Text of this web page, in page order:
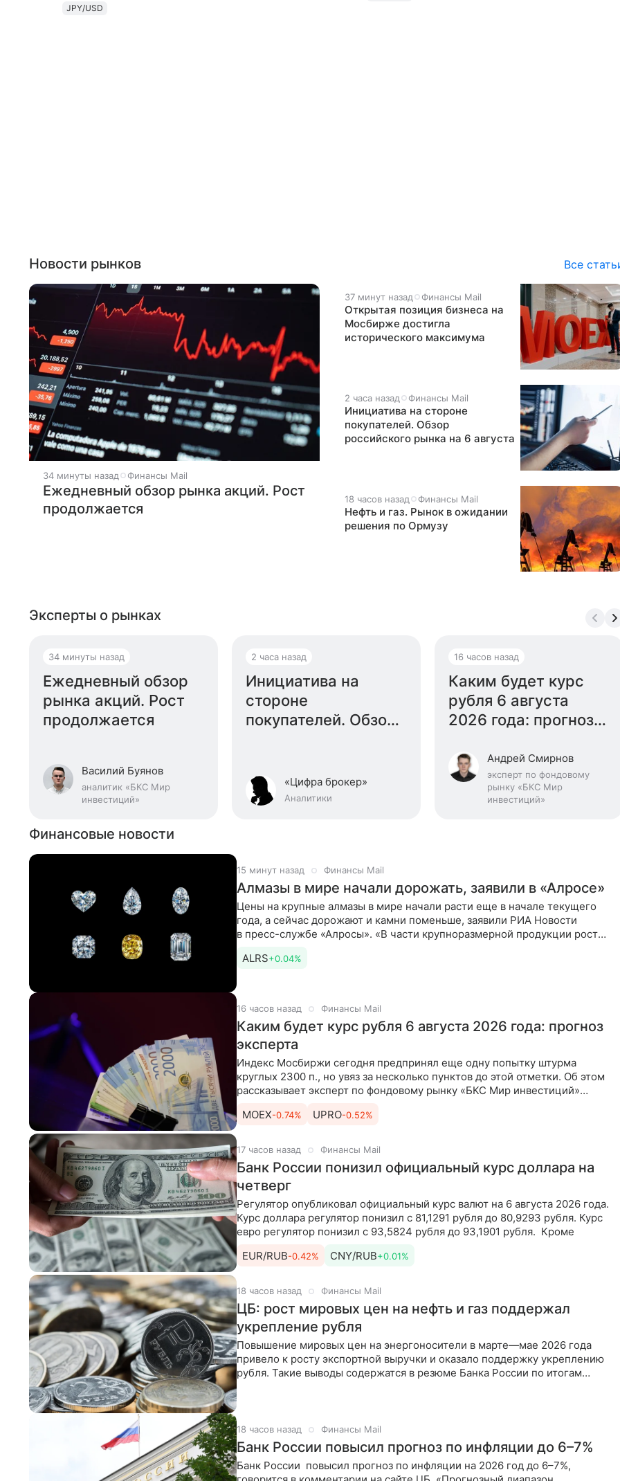
JPY/USD
Новости рынков Все
34 минуты назад Финансы Mail
Ежедневный обзор рынка акций. Рост
продолжается
37 минут назад Финансы Mail
Открытая позиция бизнеса на
Мосбирже достигла
исторического максимума
2 часа назад Финансы Mail
Инициатива на стороне
покупателей. Обзор
российского рынка на 6 августа
18 часов назад Финансы Mail
Нефть и газ. Рынок в ожидании
решения по Ормузу
Эксперты о рынках
34 минуты назад
Ежедневный обзор
рынка акций. Рост
продолжается
Василий Буянов
аналитик «БКС Мир
инвестиций»
2 часа назад
Инициатива на
стороне
покупателей. Обзор
«Цифра брокер»
Аналитики
16 часов назад
Каким будет курс
рубля 6 августа
2026 года: прогноз
Андрей Смирнов
эксперт по фондовому
рынку «БКС Мир
инвестиций»
Финансовые новости
15 минут назад Финансы Mail
Алмазы в мире начали дорожать, заявили в «Алросе»
Цены на крупные алмазы в мире начали расти еще в начале текущего
года, а сейчас дорожают и камни поменьше, заявили РИА Новости
в пресс-службе «Алросы». «В части крупноразмерной продукции рост
ALRS+0.04%
16 часов назад Финансы Mail
Каким будет курс рубля 6 августа 2026 года: прогноз
эксперта
Индекс Мосбиржи сегодня предпринял еще одну попытку штурма
круглых 2300 п., но увяз за несколько пунктов до этой отметки. Об этом
рассказывает эксперт по фондовому рынку «БКС Мир инвестиций»
MOEX-0.74% UPRO-0.52%
17 часов назад Финансы Mail
Банк России понизил официальный курс доллара на
четверг
Регулятор опубликовал официальный курс валют на 6 августа 2026 года.
Курс доллара регулятор понизил с 81,1291 рубля до 80,9293 рубля. Курс
евро регулятор понизил с 93,5824 рубля до 93,1901 рубля. Кроме
EUR/RUB-0.42% CNY/RUB+0.01%
18 часов назад Финансы Mail
ЦБ: рост мировых цен на нефть и газ поддержал
укрепление рубля
Повышение мировых цен на энергоносители в марте—мае 2026 года
привело к росту экспортной выручки и оказало поддержку укреплению
рубля. Такие выводы содержатся в резюме Банка России по итогам
18 часов назад Финансы Mail
Банк России повысил прогноз по инфляции до 6–7%
Банк России повысил прогноз по инфляции на 2026 год до 6–7%,